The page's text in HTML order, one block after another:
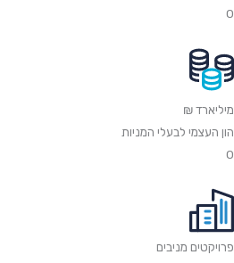
0
מיליארד ₪
הון העצמי לבעלי המניות
0
פרויקטים מניבים